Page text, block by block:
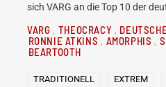
sich VARG an die Top 10 der
VARG THEOCRACY
RONNIE ATKINS
AMORPHIS
BEARTOOTH
TRADITIONELL EXTREM